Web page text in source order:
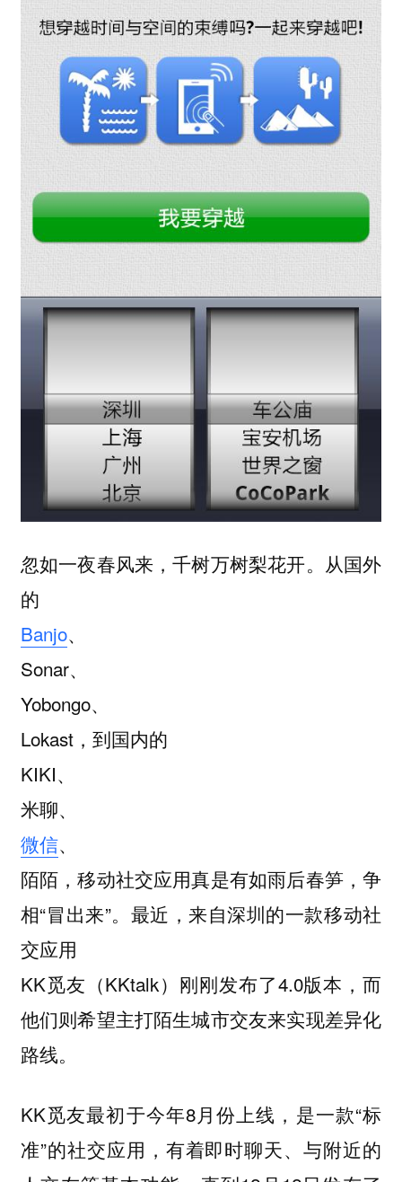
忽如一夜春风来，千树万树梨花开。从国外
的
Banjo、
Sonar、
Yobongo、
Lokast，到国内的
KIKI、
米聊、
微信、
陌陌，移动社交应用真是有如雨后春笋，争
相“冒出来”。最近，来自深圳的一款移动社
交应用
KK觅友（KKtalk）刚刚发布了4.0版本，而
他们则希望主打陌生城市交友来实现差异化
路线。
KK觅友最初于今年8月份上线，是一款“标
准”的社交应用，有着即时聊天、与附近的